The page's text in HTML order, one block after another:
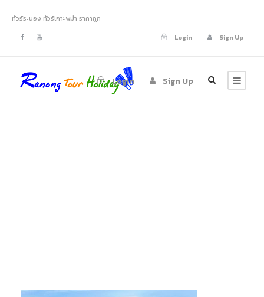
ทัวร์ระนอง ทัวร์เกาะพม่า ราคาถูก
Login
Sign Up
Login Sign Up